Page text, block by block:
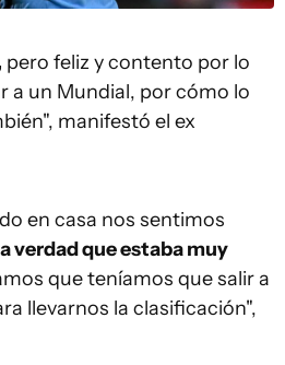
pero feliz y contento por lo
a un Mundial, por cómo lo
manifestó el ex
en casa nos sentimos
verdad que estaba muy
que teníamos que salir a
llevarnos la clasificación",